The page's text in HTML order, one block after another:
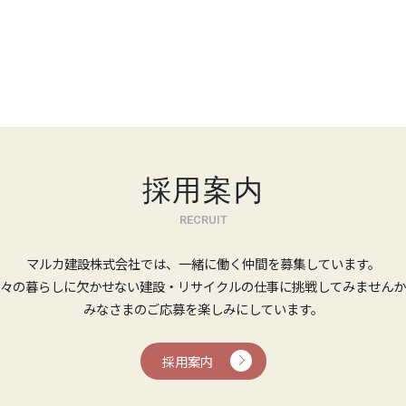
採用案内
RECRUIT
マルカ建設株式会社では、一緒に働く仲間を募集しています。
の暮らしに欠かせない建設・リサイクルの仕事に挑戦してみません
みなさまのご応募を楽しみにしています。
採用案内